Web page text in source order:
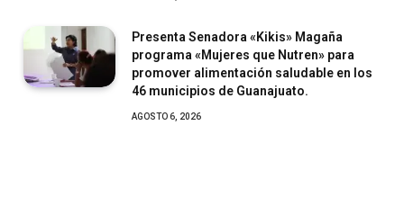
Presenta Senadora «Kikis» Magaña
programa «Mujeres que Nutren» para
promover alimentación saludable en los
46 municipios de Guanajuato.
AGOSTO 6, 2026